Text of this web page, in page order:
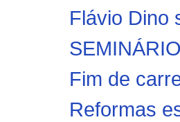
Flávio Dino
Fim de
Reformas